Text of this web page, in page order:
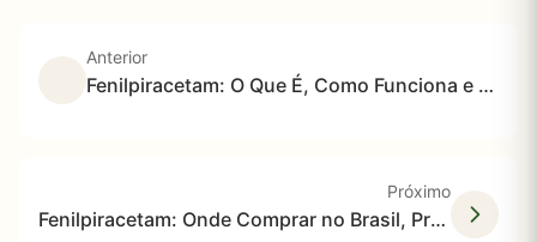
Anterior
Fenilpiracetam: O Que É, Como Funciona e Diferenças Importantes
Próximo
Fenilpiracetam: Onde Comprar no Brasil, Preço Médio e Como Escolher com Segurança